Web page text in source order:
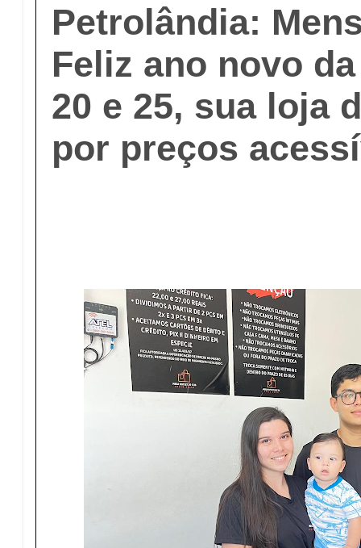
Petrolândia:
Feliz ano novo
20 e 25, sua loja
por preços